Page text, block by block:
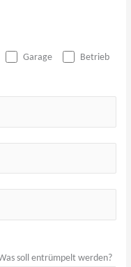
Garage
Betrieb
soll entrümpelt werden?